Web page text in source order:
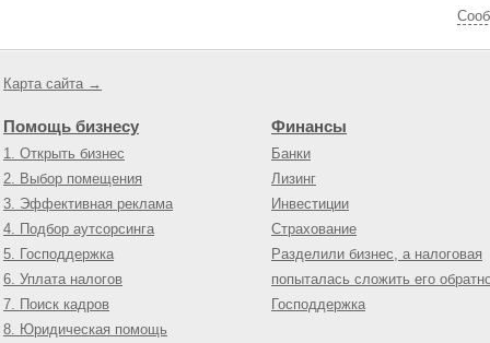
Карта сайта →
Помощь бизнесу
1. Открыть бизнес
2. Выбор помещения
3. Эффективная реклама
4. Подбор аутсорсинга
5. Господдержка
6. Уплата налогов
7. Поиск кадров
8. Юридическая помощь
Финансы
Банки
Лизинг
Инвестиции
Страхование
Разделили бизнес, а налоговая
попыталась сложить его
Господдержка